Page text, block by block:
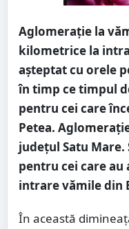
Aglomerație la
kilometrice la
așteptat cu orele
în timp ce timpul
pentru cei care
Petea.
județul Satu
pentru cei care au
intrare vămile din
În această